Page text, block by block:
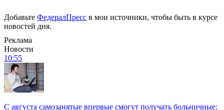
Добавьте ФедералПресс в мои источники, чтобы быть в курсе
новостей дня.
Реклама
Новости
10:55
С августа самозанятые впервые смогут получать больничные: